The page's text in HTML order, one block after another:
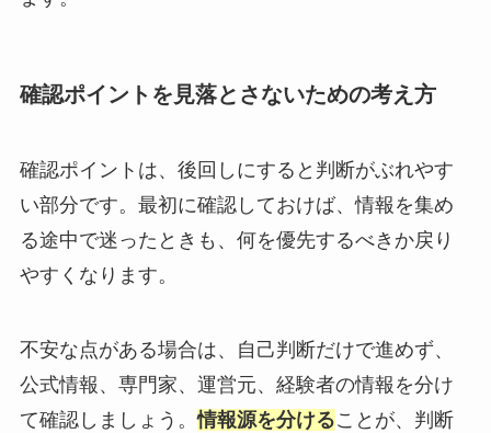
確認ポイントを見落とさないための考え方
確認ポイントは、後回しにすると判断がぶれやす
い部分です。最初に確認しておけば、情報を集め
る途中で迷ったときも、何を優先するべきか戻り
やすくなります。
不安な点がある場合は、自己判断だけで進めず、
公式情報、専門家、運営元、経験者の情報を分け
て確認しましょう。情報源を分けることが、判断